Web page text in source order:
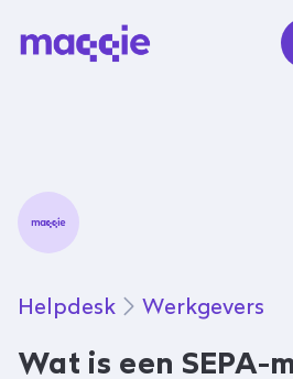
Helpdesk Werkgevers
Wat is een SEPA-